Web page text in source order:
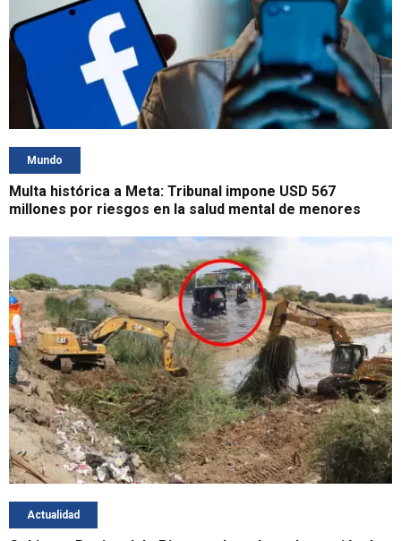
Mundo
Multa histórica a Meta: Tribunal impone USD 567
millones por riesgos en la salud mental de menores
Actualidad